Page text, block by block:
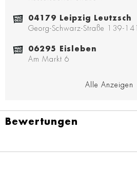
04179 Leipzig Leutzsch
Georg-Schwarz-Straße 139-141
06295 Eisleben
Am Markt 6
Alle Anzeigen
Bewertungen